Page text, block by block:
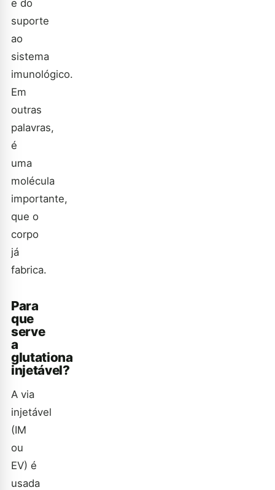
e do
suporte
ao
sistema
imunológico.
Em
outras
palavras,
é
uma
molécula
importante,
que o
corpo
já
fabrica.
Para
que
serve
a
glutationa
injetável?
A via
injetável
(IM
ou
EV) é
usada